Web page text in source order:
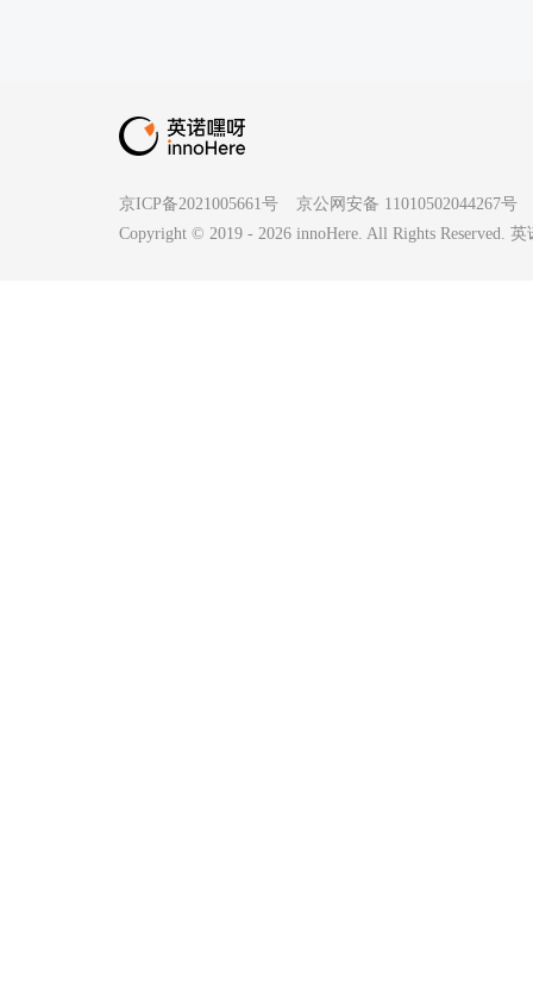
京ICP备2021005661号
京公网安备 11010502044267号
Copyright © 2019 - 2026 innoHere. All Rights Reserved.